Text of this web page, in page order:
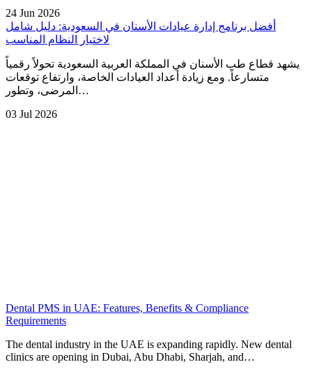
24 Jun 2026
أفضل برنامج إدارة عيادات الأسنان في السعودية: دليل شامل
لاختيار النظام المناسب
يشهد قطاع طب الأسنان في المملكة العربية السعودية تحولاً رقمياً
متسارعاً. ومع زيادة أعداد العيادات الخاصة، وارتفاع توقعات
المرضى، وتطور…
03 Jul 2026
Dental PMS in UAE: Features, Benefits & Compliance
Requirements
The dental industry in the UAE is expanding rapidly. New dental
clinics are opening in Dubai, Abu Dhabi, Sharjah, and…